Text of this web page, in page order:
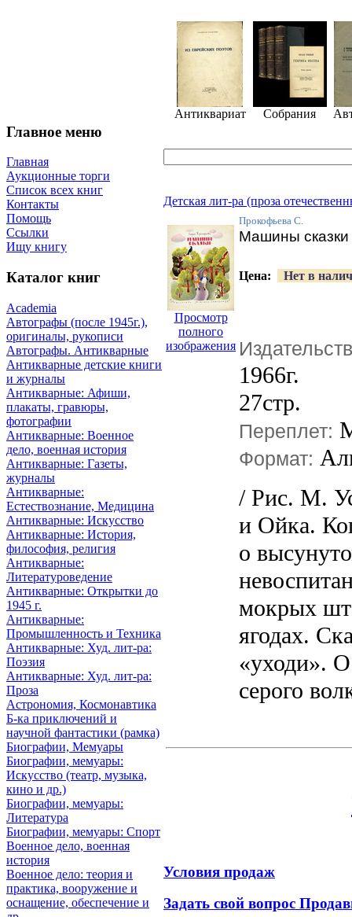
Главное меню
Главная
Аукционные торги
Список всех книг
Контакты
Помощь
Ссылки
Ищу книгу
Каталог книг
Academia
Автографы (после 1945г.),
оригиналы, рукописи
Автографы. Антикварные
Антикварные детские книги
и журналы
Антикварные: Афиши,
плакаты, гравюры,
фотографии
Антикварные: Военное
дело, военная история
Антикварные: Газеты,
журналы
Антикварные:
Естествознание, Медицина
Антикварные: Искусство
Антикварные: История,
философия, религия
Антикварные:
Литературоведение
Антикварные: Открытки до
1945 г.
Антикварные:
Промышленность и Техника
Антикварные: Худ. лит-ра:
Поэзия
Антикварные: Худ. лит-ра:
Проза
Астрономия, Космонавтика
Б-ка приключений и
научной фантастики (рамка)
Биографии, Мемуары
Биографии, мемуары:
Искусство (театр, музыка,
кино и др.)
Биографии, мемуары:
Литература
Биографии, мемуары: Спорт
Военное дело, военная
история
Военное дело: теория и
практика, вооружение и
оснащение, обеспечение и
Антиквариат Собрания
Детская лит-ра (проза
Просмотр
полного
изображения
Прокофьева С.
Машины сказки
Цена: Нет в
1966г.
27стр.
Переплет:
Формат:
/ Рис. М.
и Ойка.
о
мокрых
ягодах.
«уходи».
серого
Условия продаж
Задать свой вопрос